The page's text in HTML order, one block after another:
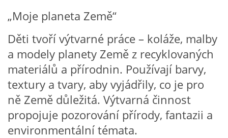
PÍSNĚ K TÉMATU JARO
BÁSNĚ K TÉMATU JARO
POHYBOVÉ AKTIVITY NA TÉMA JARO
PÍSNĚ K TÉMATU LÉTO
„Moje planeta Země“
Děti tvoří výtvarné práce – koláže, malby
a modely planety Země z recyklovaných
materiálů a přírodnin. Používají barvy,
textury a tvary, aby vyjádřily, co je pro
ně Země důležitá. Výtvarná činnost
propojuje pozorování přírody, fantazii a
environmentální témata.